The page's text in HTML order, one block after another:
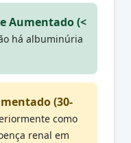
Aumentado (<
há albuminúria
(30-
como
renal em